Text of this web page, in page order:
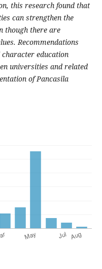
this research found that
can strengthen the
though there are
Recommendations
character education
universities and related
of Pancasila